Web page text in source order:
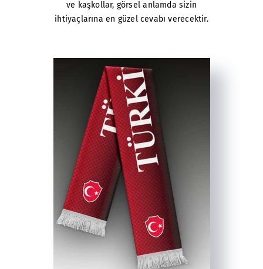
ve kaşkollar, görsel anlamda sizin
ihtiyaçlarına en güzel cevabı verecektir.